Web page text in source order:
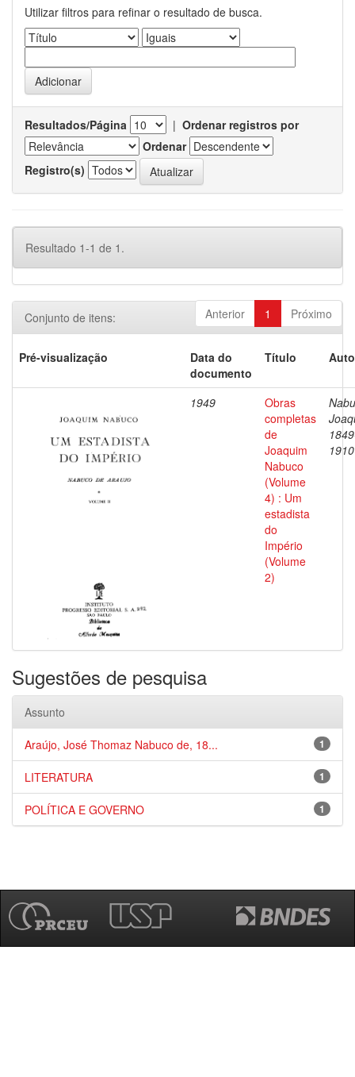
Utilizar filtros para refinar o resultado de busca.
Resultados/Página | Ordenar registros por
Ordenar
Registro(s)
Resultado 1-1 de 1.
Anterior 1 Próximo
Conjunto de itens:
Pré-visualização
Data do
documento
Título
1949
Obras
completas
de
Joaquim
Nabuco
(Volume
4) : Um
estadista
do
Império
(Volume
2)
1910
Sugestões de pesquisa
Assunto
1
Araújo, José Thomaz Nabuco de, 18...
1
LITERATURA
1
POLÍTICA E GOVERNO